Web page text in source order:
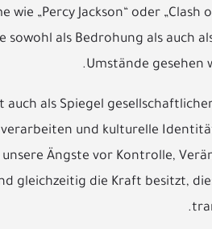
„Percy Jackson“ oder „Clash
sowohl als Bedrohung als auch
Umstände gesehen
als Spiegel
und kulturelle
Ängste vor Kontrolle,
gleichzeitig die Kraft besitzt,